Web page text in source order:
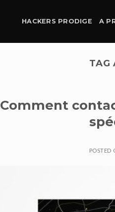
HACKERS PRODIGE A
TAG
Comment
POSTED